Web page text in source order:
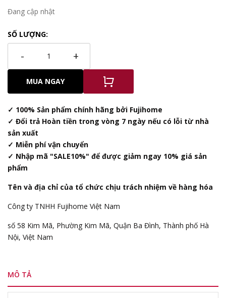
Đang cập nhật
SỐ LƯỢNG:
- +
MUA NGAY
✓ 100% Sản phẩm chính hãng bởi Fujihome
✓ Đổi trả Hoàn tiền trong vòng 7 ngày nếu có lỗi từ nhà
sản xuất
✓ Miễn phí vận chuyển
✓ Nhập mã "SALE10%" để được giảm ngay 10% giá sản
phẩm
Tên và địa chỉ của tổ chức chịu trách nhiệm về hàng hóa
Công ty TNHH Fujihome Việt Nam
số 58 Kim Mã, Phường Kim Mã, Quận Ba Đình, Thành phố Hà
Nội, Việt Nam
MÔ TẢ